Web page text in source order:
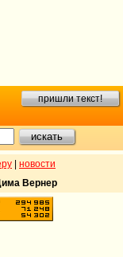
пришли текст!
новости
Вернер